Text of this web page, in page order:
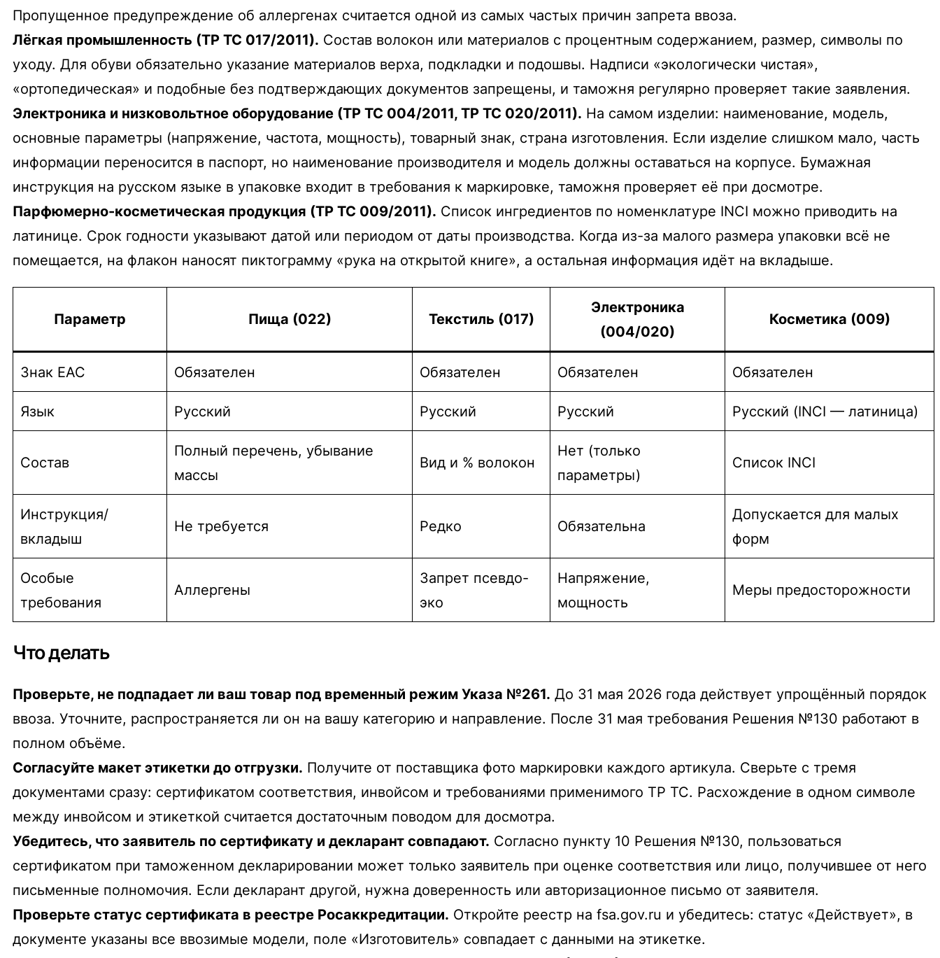
Пропущенное предупреждение об аллергенах считается одной из самых частых причин запрета ввоза.
Лёгкая промышленность (ТР ТС 017/2011). Состав волокон или материалов с процентным содержанием, размер, символы по
уходу. Для обуви обязательно указание материалов верха, подкладки и подошвы. Надписи «экологически чистая»,
«ортопедическая» и подобные без подтверждающих документов запрещены, и таможня регулярно проверяет такие заявления.
Электроника и низковольтное оборудование (ТР ТС 004/2011, ТР ТС 020/2011). На самом изделии: наименование, модель,
основные параметры (напряжение, частота, мощность), товарный знак, страна изготовления. Если изделие слишком мало, часть
информации переносится в паспорт, но наименование производителя и модель должны оставаться на корпусе. Бумажная
инструкция на русском языке в упаковке входит в требования к маркировке, таможня проверяет её при досмотре.
Парфюмерно-косметическая продукция (ТР ТС 009/2011). Список ингредиентов по номенклатуре INCI можно приводить на
латинице. Срок годности указывают датой или периодом от даты производства. Когда из-за малого размера упаковки всё не
помещается, на флакон наносят пиктограмму «рука на открытой книге», а остальная информация идёт на вкладыше.
Параметр Пища (022) Текстиль (017)
Электроника
(004/020)
Косметика (009)
Знак ЕАС Обязателен Обязателен Обязателен Обязателен
Язык Русский Русский Русский Русский (INCI — латиница)
Состав
Полный перечень, убывание
массы
Вид и % волокон
Нет (только
параметры)
Список INCI
Инструкция/
вкладыш
Не требуется Редко Обязательна
Допускается для малых
форм
Особые
требования
Аллергены
Запрет псевдо-
эко
Напряжение,
мощность
Меры предосторожности
Что делать
Проверьте, не подпадает ли ваш товар под временный режим Указа №261. До 31 мая 2026 года действует упрощённый порядок
ввоза. Уточните, распространяется ли он на вашу категорию и направление. После 31 мая требования Решения №130 работают в
полном объёме.
Согласуйте макет этикетки до отгрузки. Получите от поставщика фото маркировки каждого артикула. Сверьте с тремя
документами сразу: сертификатом соответствия, инвойсом и требованиями применимого ТР ТС. Расхождение в одном символе
между инвойсом и этикеткой считается достаточным поводом для досмотра.
Убедитесь, что заявитель по сертификату и декларант совпадают. Согласно пункту 10 Решения №130, пользоваться
сертификатом при таможенном декларировании может только заявитель при оценке соответствия или лицо, получившее от него
письменные полномочия. Если декларант другой, нужна доверенность или авторизационное письмо от заявителя.
Проверьте статус сертификата в реестре Росаккредитации. Откройте реестр на fsa.gov.ru и убедитесь: статус «Действует», в
документе указаны все ввозимые модели, поле «Изготовитель» совпадает с данными на этикетке.